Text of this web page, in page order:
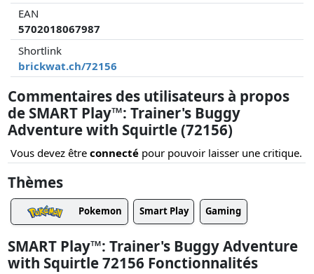
EAN
5702018067987
Shortlink
brickwat.ch/72156
Commentaires des utilisateurs à propos
de SMART Play™: Trainer's Buggy
Adventure with Squirtle (72156)
Vous devez être connecté pour pouvoir laisser une critique.
Thèmes
Pokemon Smart Play Gaming
SMART Play™: Trainer's Buggy Adventure
with Squirtle 72156 Fonctionnalités